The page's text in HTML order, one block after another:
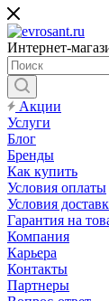
Интернет-
Акции
Услуги
Блог
Бренды
Как купить
Условия оплаты
Условия
Гарантия на
Компания
Карьера
Контакты
Партнеры